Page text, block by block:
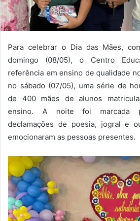
Para celebrar o Dia das Mães,
domingo (08/05), o Centro
referência em ensino de qualidade
no sábado (07/05), uma série de
de 400 mães de alunos
ensino. A noite foi marcada
declamações de poesia, jogral e
emocionaram as pessoas presentes.